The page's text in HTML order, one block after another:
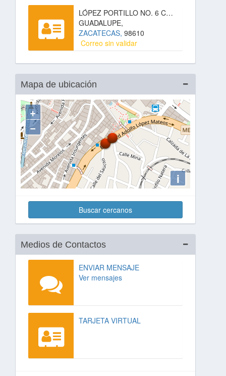
LÓPEZ PORTILLO NO. 6 COL. INDECO,
GUADALUPE,
ZACATECAS, 98610
Correo sin validar
Mapa de ubicación
+
−
i
Buscar cercanos
Medios de Contactos
ENVIAR MENSAJE
Ver mensajes
TARJETA VIRTUAL